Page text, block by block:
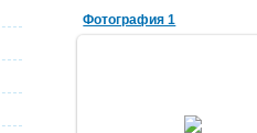
Фотография 1